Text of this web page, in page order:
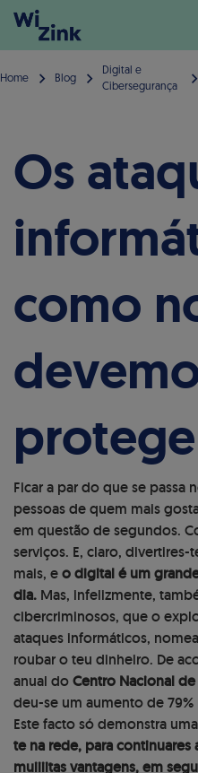
Home Blog
Digital e
Cibersegurança
Os
como
Ficar a par do que se passa
pessoas de quem mais
em questão de segundos.
serviços. E, claro, divertires-
mais, eo digital é um
dia. Mas, infelizmente,
cibercriminosos, que o
ataques informáticos,
roubar o teu dinheiro. De
anual doCentro Nacional
deu-se um aumento de
Este facto só demonstra
te na rede, para continuares
muiiiitas vantagens, em